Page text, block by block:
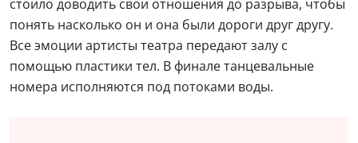
стоило доводить свои отношения до разрыва, чтобы
понять насколько он и она были дороги друг другу.
Все эмоции артисты театра передают залу с
помощью пластики тел. В финале танцевальные
номера исполняются под потоками воды.